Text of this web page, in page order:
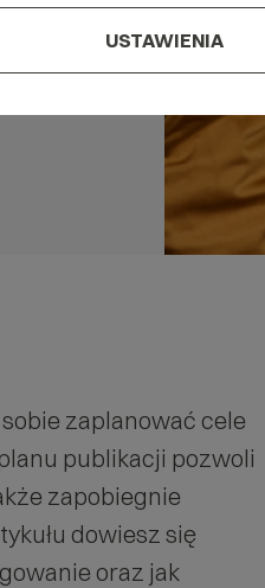
zaplanować cele
publikacji pozwoli
zapobiegnie
dowiesz się
oraz jak
USTAWIENIA